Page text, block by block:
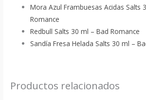
Mora Azul Frambuesas Acidas Salts
Romance
Redbull Salts 30 ml – Bad Romance
Sandía Fresa Helada Salts 30 ml –
Productos relacionados